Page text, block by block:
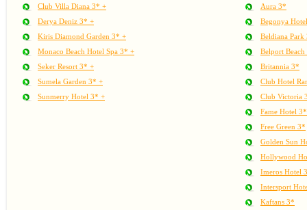
Club Villa Diana 3* +
Derya Deniz 3* +
Kiris Diamond Garden 3* +
Monaco Beach Hotel Spa 3* +
Seker Resort 3* +
Sumela Garden 3* +
Sunmerry Hotel 3* +
Aura 3*
Begonya
Beldiana Park
Belport
Britannia 3*
Club Hotel
Club Victoria
Fame Hotel 3*
Free Green 3*
Golden Sun
Hollywood
Imeros Hotel
Intersport
Kaftans 3*